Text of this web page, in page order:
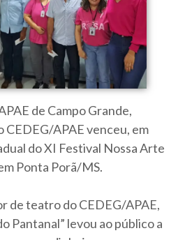
de Campo Grande,
CEDEG/APAE venceu, em
do XI Festival Nossa Arte
Ponta Porã/MS.
de teatro do CEDEG/APAE,
Pantanal” levou ao público a